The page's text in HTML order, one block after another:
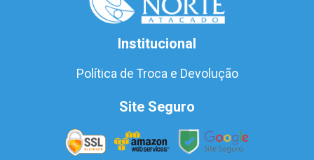
Institucional
Política de Troca e Devolução
Site Seguro